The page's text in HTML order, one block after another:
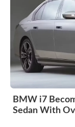
BMW i7
Sedan With